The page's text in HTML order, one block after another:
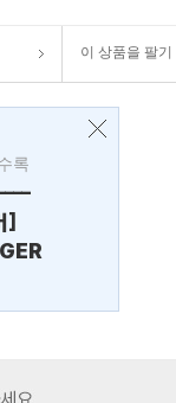
이 상품을 팔기
록
]